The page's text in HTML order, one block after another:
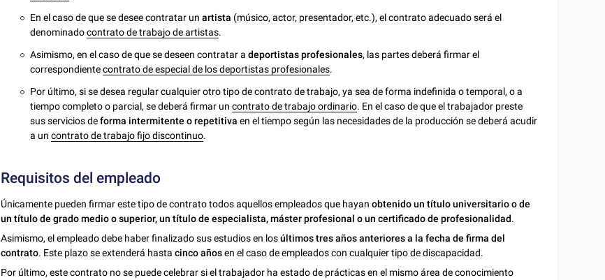
En el caso de que se desee contratar unartista (músico, actor, presentador, etc.), el contrato adecuado será el
denominadocontrato de trabajo de artistas.
Asimismo, en el caso de que se deseen contratar adeportistas profesionales, las partes deberá firmar el
correspondientecontrato de especial de los deportistas profesionales.
Por último, si se desea regular cualquier otro tipo de contrato de trabajo, ya sea de forma indefinida o temporal, o a
tiempo completo o parcial, se deberá firmar uncontrato de trabajo ordinario. En el caso de que el trabajador preste
sus servicios deforma intermitente o repetitiva en el tiempo según las necesidades de la producción se deberá acudir
a uncontrato de trabajo fijo discontinuo.
Requisitos del empleado
Únicamente pueden firmar este tipo de contrato todos aquellos empleados que hayanobtenido un título universitario o de
un título de grado medio o superior, un título de especialista, máster profesional o un certificado de profesionalidad.
Asimismo, el empleado debe haber finalizado sus estudios en losúltimos tres años anteriores a la fecha de firma del
contrato. Este plazo se extenderá hastacinco añosen el caso de empleados con cualquier tipo de discapacidad.
Por último, este contrato no se puede celebrar si el trabajador ha estado de prácticas en el mismo área de conocimiento